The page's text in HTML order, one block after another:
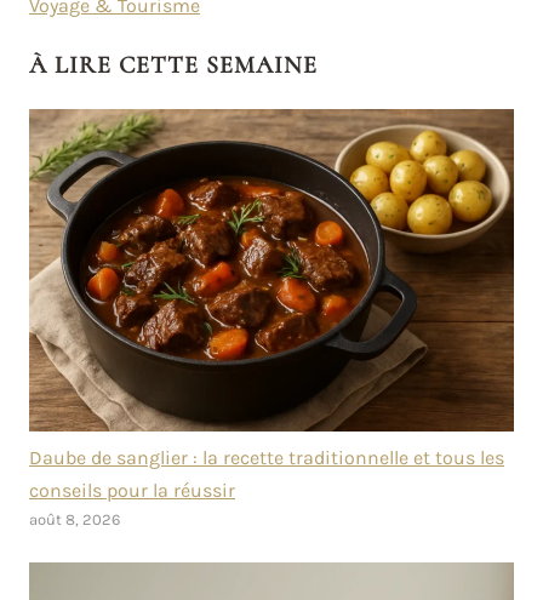
Voyage & Tourisme
À LIRE CETTE SEMAINE
Daube de sanglier : la recette traditionnelle et tous les
conseils pour la réussir
août 8, 2026